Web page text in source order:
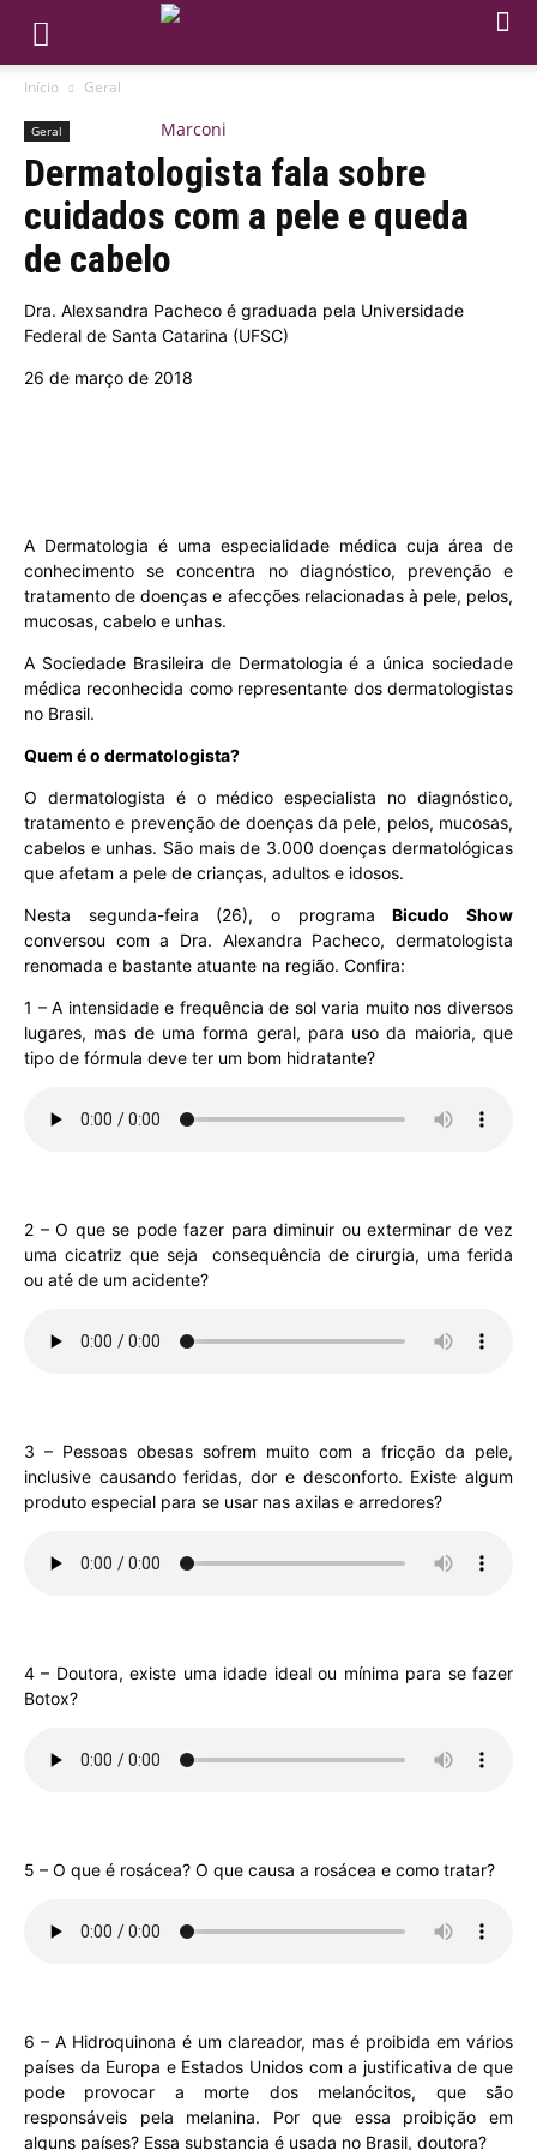
Início Geral
Geral
Dermatologista fala sobre
cuidados com a pele e queda
de cabelo
Dra. Alexsandra Pacheco é graduada pela Universidade
Federal de Santa Catarina (UFSC)
26 de março de 2018
A Dermatologia é uma especialidade médica cuja área de
conhecimento se concentra no diagnóstico, prevenção e
tratamento de doenças e afecções relacionadas à pele, pelos,
mucosas, cabelo e unhas.
A Sociedade Brasileira de Dermatologia é a única sociedade
médica reconhecida como representante dos dermatologistas
no Brasil.
Quem é o dermatologista?
O dermatologista é o médico especialista no diagnóstico,
tratamento e prevenção de doenças da pele, pelos, mucosas,
cabelos e unhas. São mais de 3.000 doenças dermatológicas
que afetam a pele de crianças, adultos e idosos.
Nesta segunda-feira (26), o programaBicudo Show
conversou com a Dra. Alexandra Pacheco, dermatologista
renomada e bastante atuante na região. Confira:
1 – A intensidade e frequência de sol varia muito nos diversos
lugares, mas de uma forma geral, para uso da maioria, que
tipo de fórmula deve ter um bom hidratante?
2 – O que se pode fazer para diminuir ou exterminar de vez
uma cicatriz que seja consequência de cirurgia, uma ferida
ou até de um acidente?
3 – Pessoas obesas sofrem muito com a fricção da pele,
inclusive causando feridas, dor e desconforto. Existe algum
produto especial para se usar nas axilas e arredores?
4 – Doutora, existe uma idade ideal ou mínima para se fazer
Botox?
5 – O que é rosácea? O que causa a rosácea e como tratar?
6 – A Hidroquinona é um clareador, mas é proibida em vários
países da Europa e Estados Unidos com a justificativa de que
pode provocar a morte dos melanócitos, que são
responsáveis pela melanina. Por que essa proibição em
alguns países? Essa substancia é usada no Brasil, doutora?